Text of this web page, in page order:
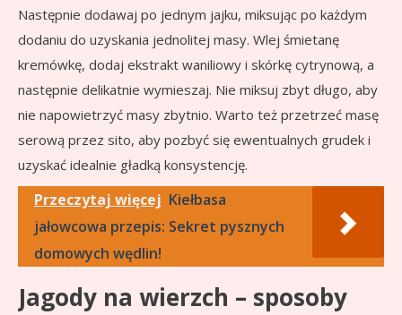
Następnie dodawaj po jednym jajku, miksując po każdym
dodaniu do uzyskania jednolitej masy. Wlej śmietanę
kremówkę, dodaj ekstrakt waniliowy i skórkę cytrynową, a
następnie delikatnie wymieszaj. Nie miksuj zbyt długo, aby
nie napowietrzyć masy zbytnio. Warto też przetrzeć masę
serową przez sito, aby pozbyć się ewentualnych grudek i
uzyskać idealnie gładką konsystencję.
Przeczytaj więcej Kiełbasa
jałowcowa przepis: Sekret pysznych
domowych wędlin!
Jagody na wierzch – sposoby